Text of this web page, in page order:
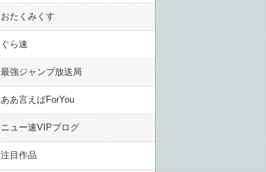
おたくみくす
ぐら速
最強ジャンプ放送局
ああ言えばForYou
ニュー速VIPブログ
注目作品